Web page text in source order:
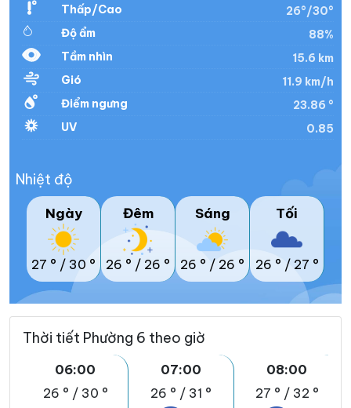
Thấp/Cao
26°/30°
Độ ẩm
88%
Tầm nhìn
15.6 km
Gió
11.9 km/h
Điểm ngưng
23.86 °
UV
0.85
Nhiệt độ
Ngày
27 ° / 30 °
Đêm
26 ° / 26 °
Sáng
26 ° / 26 °
Tối
26 ° / 27 °
Thời tiết Phường 6 theo giờ
06:00
26 ° / 30 °
07:00
26 ° / 31 °
08:00
27 ° / 32 °